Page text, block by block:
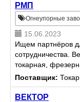
РМП
Огнеупорные
15.06.2023
Ищем партнёров
сотрудничества.
токарная,
расточные
услуг по
Поставщик:
ВЕКТОР